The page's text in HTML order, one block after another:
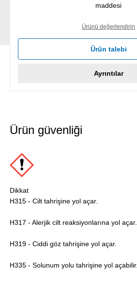
maddesi
Ürünü değerlendirin
Ürün talebi
Ayrıntılar
Ürün güvenliği
Dikkat
H315 - Cilt tahrişine yol açar.
H317 - Alerjik cilt reaksiyonlarına yol açar.
H319 - Ciddi göz tahrişine yol açar.
H335 - Solunum yolu tahrişine yol açabilir.